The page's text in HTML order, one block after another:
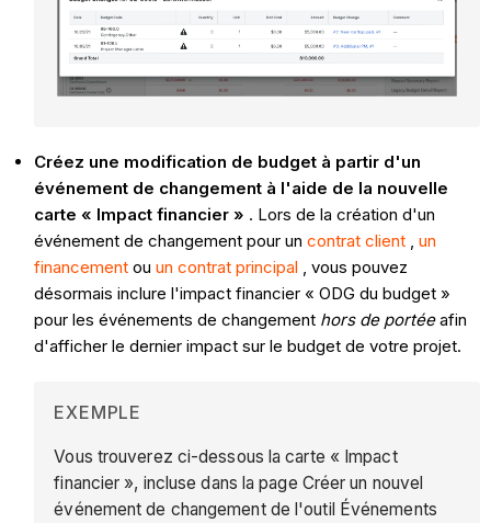
Créez une modification de budget à partir d'un
événement de changement à l'aide de la nouvelle
carte « Impact financier » . Lors de la création d'un
événement de changement pour uncontrat client ,un
financement ouun contrat principal , vous pouvez
désormais inclure l'impact financier « ODG du budget »
pour les événements de changement hors de portéeafin
d'afficher le dernier impact sur le budget de votre projet.
EXEMPLE
Vous trouverez ci-dessous la carte « Impact
financier », incluse dans la page Créer un nouvel
événement de changement de l'outil Événements